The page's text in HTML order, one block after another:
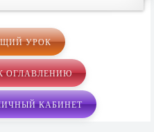
УРОК
ОГЛАВЛЕНИЮ
КАБИНЕТ